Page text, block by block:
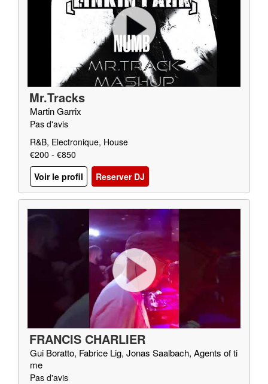
Mr.Tracks
Martin Garrix
Pas d'avis
R&B, Electronique, House
€200 - €850
Voir le profil
Reserver DJ
FRANCIS CHARLIER
Gui Boratto, Fabrice Lig, Jonas Saalbach, Agents of ti
me
Pas d'avis